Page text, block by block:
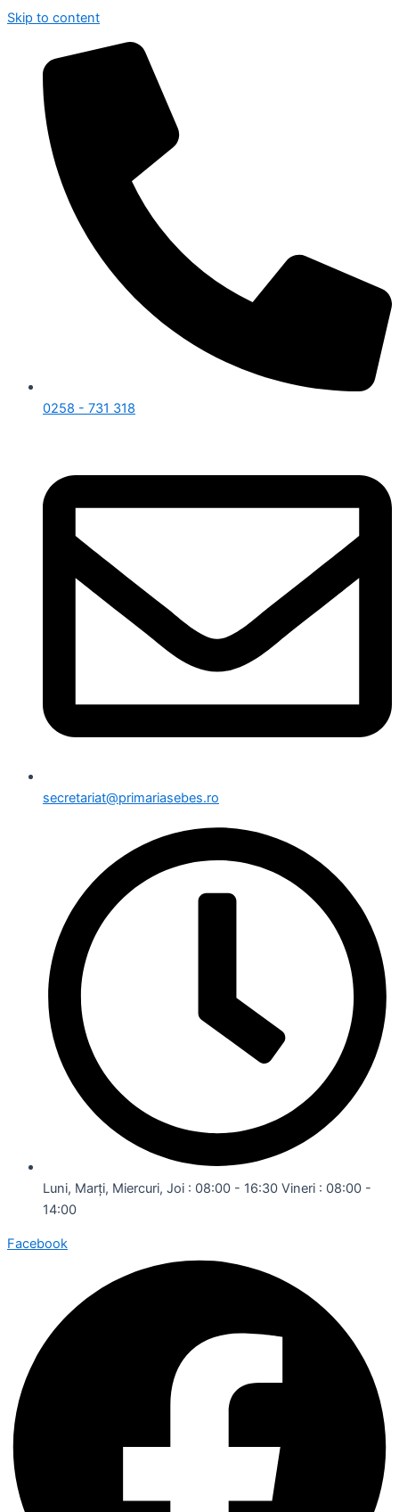
Skip to content
0258 - 731 318
secretariat@primariasebes.ro
Luni, Marți, Miercuri, Joi : 08:00 - 16:30 Vineri : 08:00 -
14:00
Facebook